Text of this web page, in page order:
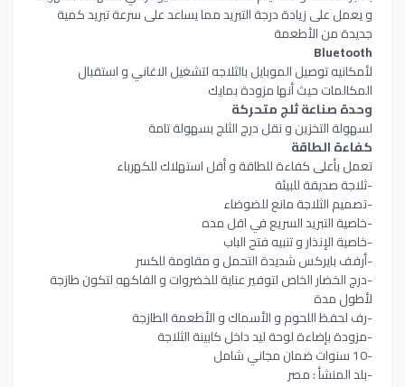
و يعمل على زيادة درجة التبريد مما يساعد على سرعة تبريد كمية
جديدة من الأطعمة
Bluetooth
لأمكانيه توصيل الموبايل بالثلاجه لتشغيل الاغاني و استقبال
المكالمات حيث أنها مزودة بمايك
وحدة صناعة ثلج متحركة
لسهولة التخزين و نقل درج الثلج بسهولة تامة
كفاءة الطاقة
تعمل بأعلى كفاءة للطاقة و أقل استهلاك للكهرباء
-ثلاجة صديقة للبيئة
-تصميم الثلاجة مانع للضوضاء
-خاصية التبريد السريع في اقل مده
-خاصية الإنذار و تنبيه فتح الباب
-أرفف بايركس شديدة التحمل و مقاومة للكسر
-درج الخضار الخاص لتوفير عناية للخضروات و الفاكهه لتكون طازجة
لأطول مدة
-رف لحفظ اللحوم و الأسماك و الأطعمة الطازجة
-مزودة بإضاءة لوحة ليد داخل كابينة الثلاجة
-10 سنوات ضمان مجاني شامل
-بلد المنشأ : مصر